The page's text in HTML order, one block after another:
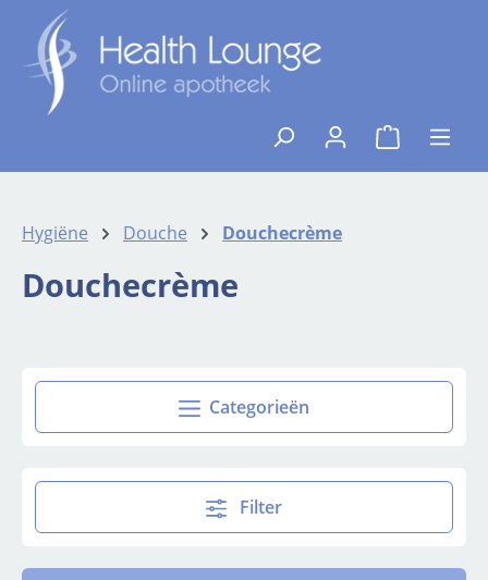
Ga naar de hoofdinhoud
{1}De
Hygiëne Douche Douchecrème
Douchecrème
Categorieën
Filter